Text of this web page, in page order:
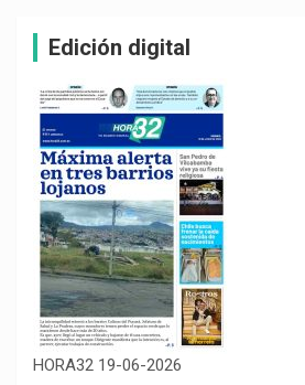
Edición digital
HORA32 19-06-2026